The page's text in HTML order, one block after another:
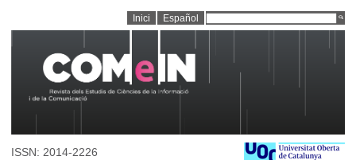
Inici Español
ISSN: 2014-2226